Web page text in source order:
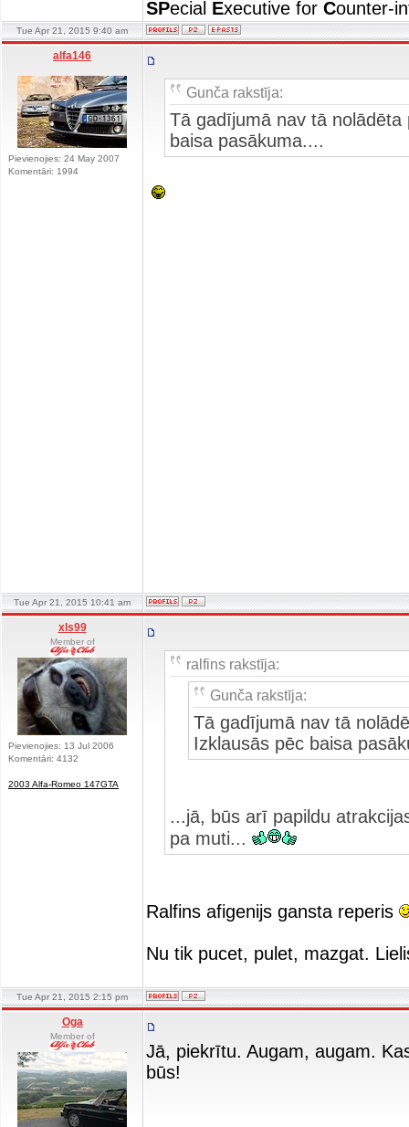
SPecial Executive for Counter-
Tue Apr 21, 2015 9:40 am
alfa146
Pievienojies: 24 May 2007
Komentāri: 1994
Gunča rakstīja:
Tā gadījumā nav tā
baisa pasākuma....
Tue Apr 21, 2015 10:41 am
xls99
Member of
Pievienojies: 13 Jul 2006
Komentāri: 4132
2003 Alfa-Romeo 147GTA
ralfins rakstīja:
Gunča rakstīja:
Tā gadījumā nav tā
Izklausās pēc baisa
...jā, būs arī papildu
pa muti...
Ralfins afigenijs gansta reperis
Nu tik pucet, pulet, mazgat.
Tue Apr 21, 2015 2:15 pm
Oga
Member of
Jā, piekrītu. Augam, augam.
būs!